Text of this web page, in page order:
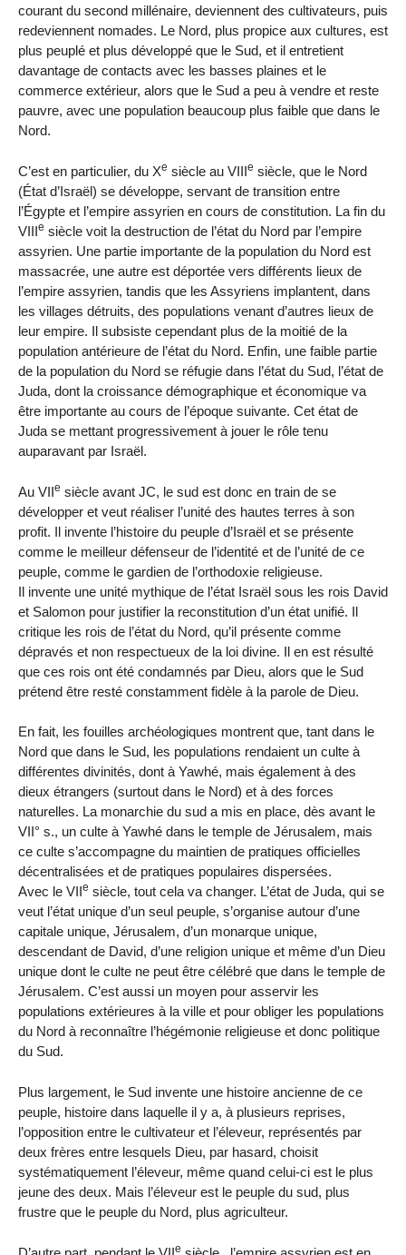
courant du second millénaire, deviennent des cultivateurs, puis
redeviennent nomades. Le Nord, plus propice aux cultures, est
plus peuplé et plus développé que le Sud, et il entretient
davantage de contacts avec les basses plaines et le
commerce extérieur, alors que le Sud a peu à vendre et reste
pauvre, avec une population beaucoup plus faible que dans le
Nord.
C’est en particulier, du Xe siècle au VIIIe siècle, que le Nord
(État d’Israël) se développe, servant de transition entre
l’Égypte et l’empire assyrien en cours de constitution. La fin du
VIIIe siècle voit la destruction de l’état du Nord par l’empire
assyrien. Une partie importante de la population du Nord est
massacrée, une autre est déportée vers différents lieux de
l’empire assyrien, tandis que les Assyriens implantent, dans
les villages détruits, des populations venant d’autres lieux de
leur empire. Il subsiste cependant plus de la moitié de la
population antérieure de l’état du Nord. Enfin, une faible partie
de la population du Nord se réfugie dans l’état du Sud, l’état de
Juda, dont la croissance démographique et économique va
être importante au cours de l’époque suivante. Cet état de
Juda se mettant progressivement à jouer le rôle tenu
auparavant par Israël.
Au VIIe siècle avant JC, le sud est donc en train de se
développer et veut réaliser l’unité des hautes terres à son
profit. Il invente l’histoire du peuple d’Israël et se présente
comme le meilleur défenseur de l’identité et de l’unité de ce
peuple, comme le gardien de l’orthodoxie religieuse.
Il invente une unité mythique de l’état Israël sous les rois David
et Salomon pour justifier la reconstitution d’un état unifié. Il
critique les rois de l’état du Nord, qu’il présente comme
dépravés et non respectueux de la loi divine. Il en est résulté
que ces rois ont été condamnés par Dieu, alors que le Sud
prétend être resté constamment fidèle à la parole de Dieu.
En fait, les fouilles archéologiques montrent que, tant dans le
Nord que dans le Sud, les populations rendaient un culte à
différentes divinités, dont à Yawhé, mais également à des
dieux étrangers (surtout dans le Nord) et à des forces
naturelles. La monarchie du sud a mis en place, dès avant le
VII° s., un culte à Yawhé dans le temple de Jérusalem, mais
ce culte s’accompagne du maintien de pratiques officielles
décentralisées et de pratiques populaires dispersées.
Avec le VIIe siècle, tout cela va changer. L’état de Juda, qui se
veut l’état unique d’un seul peuple, s’organise autour d’une
capitale unique, Jérusalem, d’un monarque unique,
descendant de David, d’une religion unique et même d’un Dieu
unique dont le culte ne peut être célébré que dans le temple de
Jérusalem. C’est aussi un moyen pour asservir les
populations extérieures à la ville et pour obliger les populations
du Nord à reconnaître l’hégémonie religieuse et donc politique
du Sud.
Plus largement, le Sud invente une histoire ancienne de ce
peuple, histoire dans laquelle il y a, à plusieurs reprises,
l’opposition entre le cultivateur et l’éleveur, représentés par
deux frères entre lesquels Dieu, par hasard, choisit
systématiquement l’éleveur, même quand celui-ci est le plus
jeune des deux. Mais l’éleveur est le peuple du sud, plus
frustre que le peuple du Nord, plus agriculteur.
e